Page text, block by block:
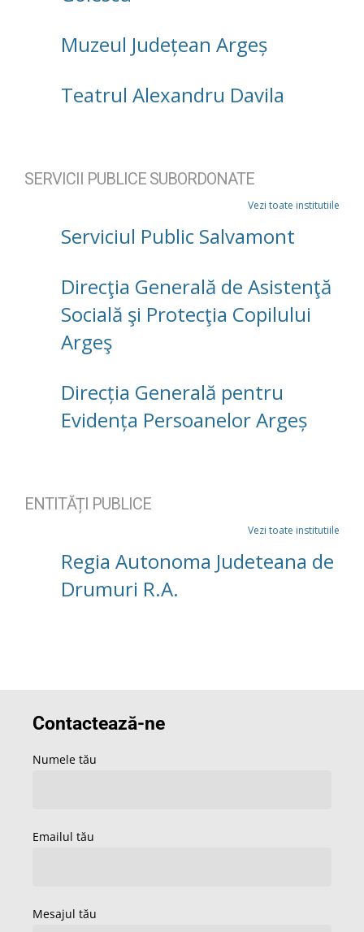
Muzeul Județean Argeș
Teatrul Alexandru Davila
SERVICII PUBLICE SUBORDONATE
Vezi toate institutiile
Serviciul Public Salvamont
Direcţia Generală de Asistenţă
Socială şi Protecţia Copilului
Argeş
Direcția Generală pentru
Evidența Persoanelor Argeș
ENTITĂȚI PUBLICE
Vezi toate institutiile
Regia Autonoma Judeteana de
Drumuri R.A.